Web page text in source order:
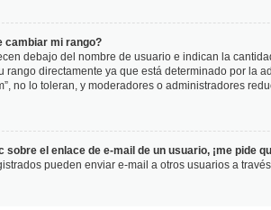
cambiar mi rango?
debajo del nombre de usuario e indican la
rango directamente ya que está determinado por la
no lo toleran, y moderadores o administradores
sobre el enlace de e-mail de un usuario, ¡me pide
pueden enviar e-mail a otros usuarios a